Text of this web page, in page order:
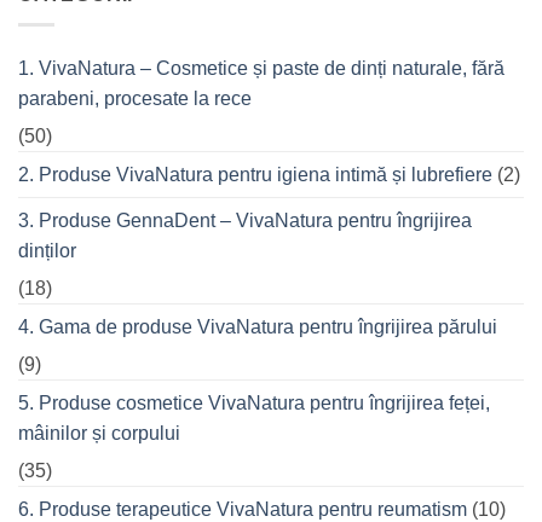
musculare
ale
de
care
cu
în
oraș
1. VivaNatura – Cosmetice și paste de dinți naturale, fără
parabeni, procesate la rece
(50)
2. Produse VivaNatura pentru igiena intimă și lubrefiere (2)
3. Produse GennaDent – VivaNatura pentru îngrijirea
dinților
(18)
4. Gama de produse VivaNatura pentru îngrijirea părului
(9)
5. Produse cosmetice VivaNatura pentru îngrijirea feței,
mâinilor și corpului
(35)
6. Produse terapeutice VivaNatura pentru reumatism (10)